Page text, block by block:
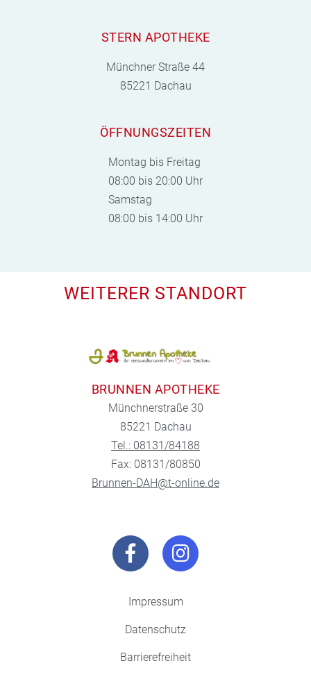
STERN APOTHEKE
Münchner Straße 44
85221 Dachau
ÖFFNUNGSZEITEN
Montag bis Freitag
08:00 bis 20:00 Uhr
Samstag
08:00 bis 14:00 Uhr
WEITERER STANDORT
BRUNNEN APOTHEKE
Münchnerstraße 30
85221 Dachau
Tel.: 08131/84188
Fax: 08131/80850
Brunnen-DAH@t-online.de
Impressum
Datenschutz
Barrierefreiheit